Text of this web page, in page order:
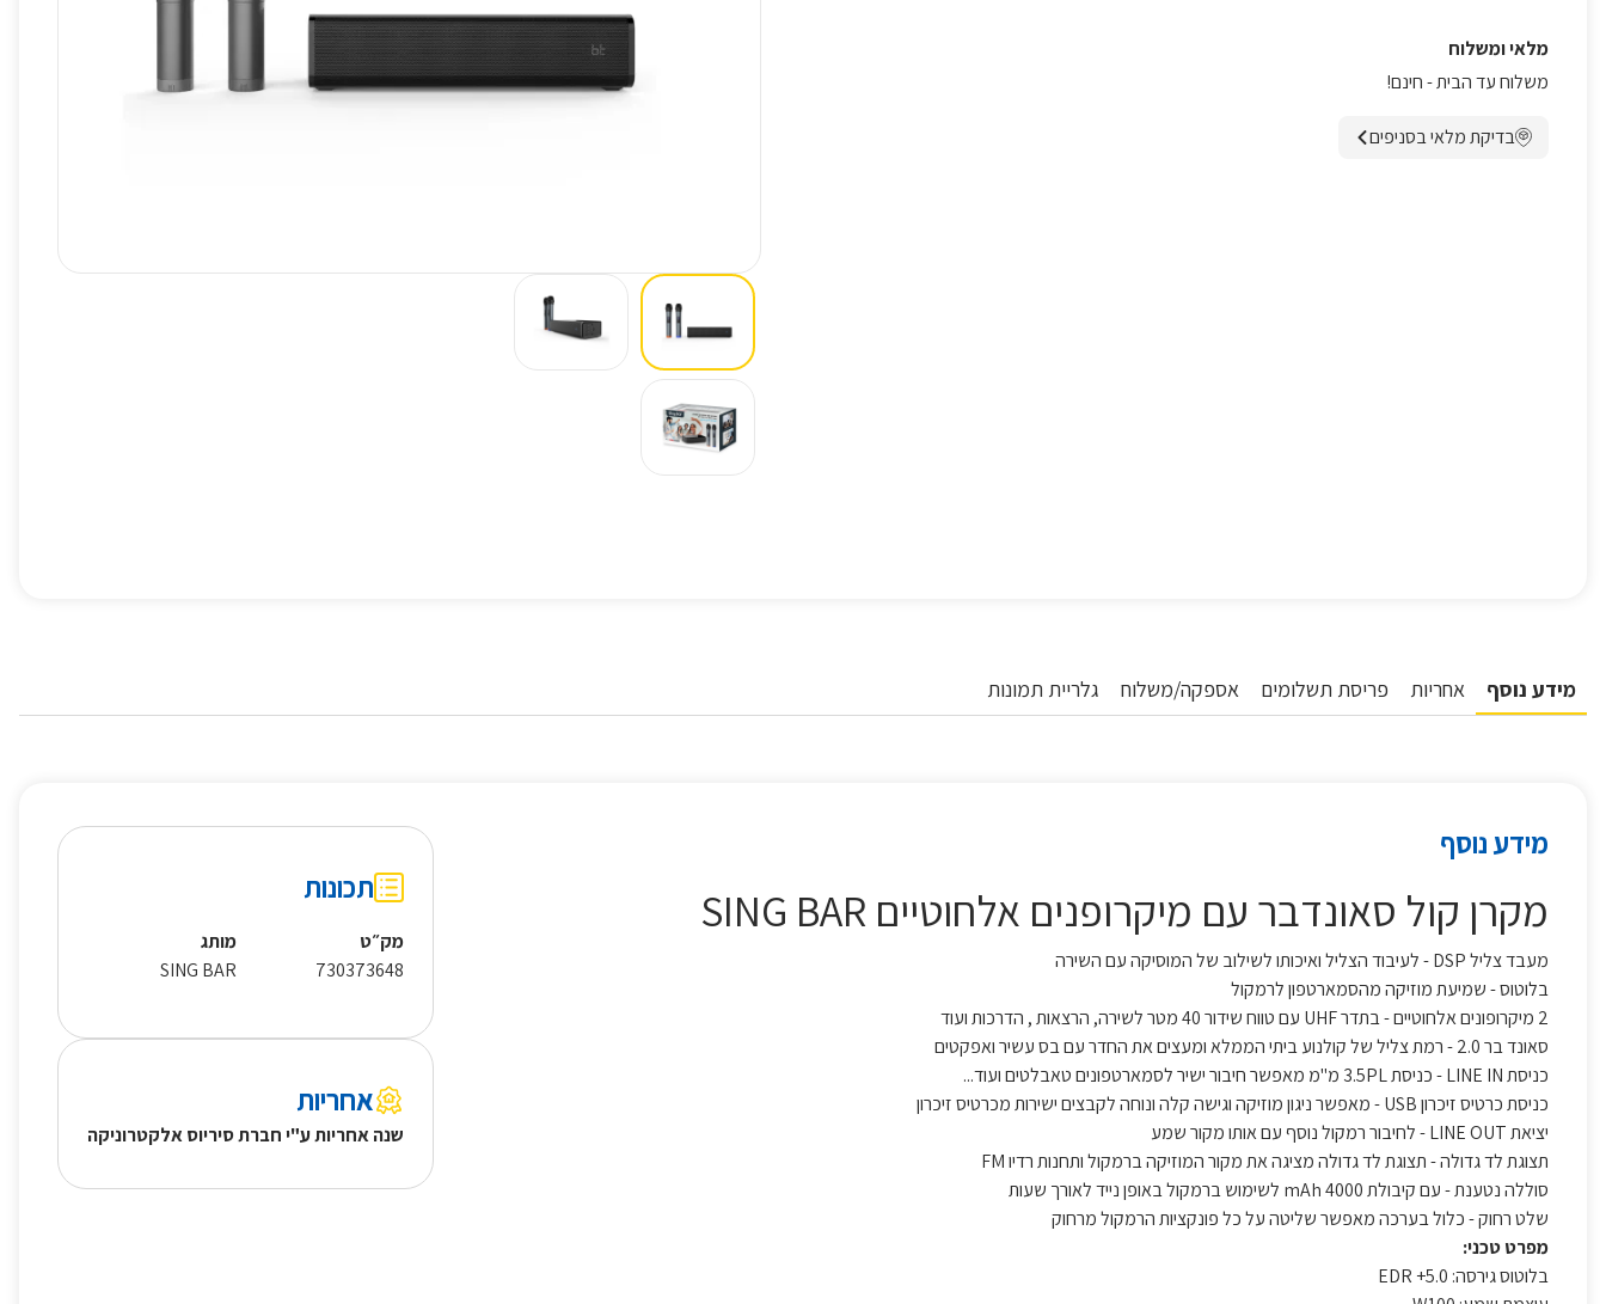
מלאי ומשלוח
משלוח עד הבית - חינם!
בדיקת מלאי בסניפים
מידע נוסף אחריות פריסת תשלומים אספקה/משלוח גלריית תמונות
מידע נוסף
מקרן קול סאונדבר עם מיקרופנים אלחוטיים SING BAR
מעבד צליל DSP - לעיבוד הצליל ואיכותו לשילוב של המוסיקה עם השירה
בלוטוס - שמיעת מוזיקה מהסמארטפון לרמקול
2 מיקרופונים אלחוטיים - בתדר UHF עם טווח שידור 40 מטר לשירה, הרצאות , הדרכות ועוד
סאונד בר 2.0 - רמת צליל של קולנוע ביתי הממלא ומעצים את החדר עם בס עשיר ואפקטים
כניסת LINE IN - כניסת 3.5PL מ"מ מאפשר חיבור ישיר לסמארטפונים טאבלטים ועוד...
כניסת כרטיס זיכרון USB - מאפשר ניגון מוזיקה וגישה קלה ונוחה לקבצים ישירות מכרטיס זיכרון
יציאת LINE OUT - לחיבור רמקול נוסף עם אותו מקור שמע
תצוגת לד גדולה - תצוגת לד גדולה מציגה את מקור המוזיקה ברמקול ותחנות רדיו FM
סוללה נטענת - עם קיבולת mAh 4000 לשימוש ברמקול באופן נייד לאורך שעות
שלט רחוק - כלול בערכה מאפשר שליטה על כל פונקציות הרמקול מרחוק
מפרט טכני:
בלוטוס גירסה: 5.0+ EDR
תכונות
מק״ט
730373648
מותג
SING BAR
אחריות
שנה אחריות ע"י חברת סיריוס אלקטרוניקה